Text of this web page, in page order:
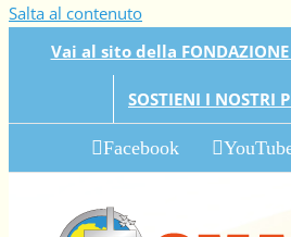
Salta al contenuto
Vai al sito della FONDAZIONE
SOSTIENI I NOSTRI
Facebook